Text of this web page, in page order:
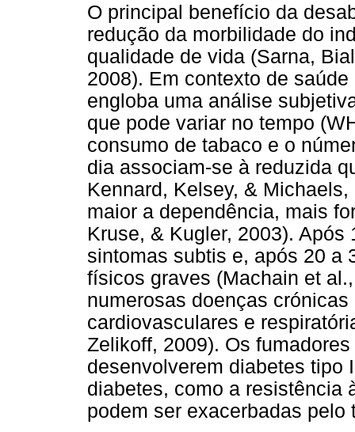
O principal benefício da
redução da morbilidade do
qualidade de vida (Sarna,
2008). Em contexto de
engloba uma análise
que pode variar no tempo
consumo de tabaco e o
dia associam-se à reduzida
Kennard, Kelsey, &
maior a dependência, mais
Kruse, & Kugler, 2003).
sintomas subtis e, após 20 a
físicos graves (Machain et
numerosas doenças
cardiovasculares e
Zelikoff, 2009). Os
desenvolverem diabetes tipo
diabetes, como a resistência
podem ser exacerbadas pelo